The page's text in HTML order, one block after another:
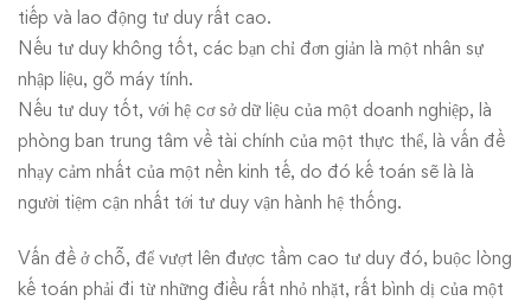
tiếp và lao động tư duy rất cao.
Nếu tư duy không tốt, các bạn chỉ đơn giản là một nhân sự
nhập liệu, gõ máy tính.
Nếu tư duy tốt, với hệ cơ sở dữ liệu của một doanh nghiệp, là
phòng ban trung tâm về tài chính của một thực thể, là vấn đề
nhạy cảm nhất của một nền kinh tế, do đó kế toán sẽ là là
người tiệm cận nhất tới tư duy vận hành hệ thống.
Vấn đề ở chỗ, để vượt lên được tầm cao tư duy đó, buộc lòng
kế toán phải đi từ những điều rất nhỏ nhặt, rất bình dị của một